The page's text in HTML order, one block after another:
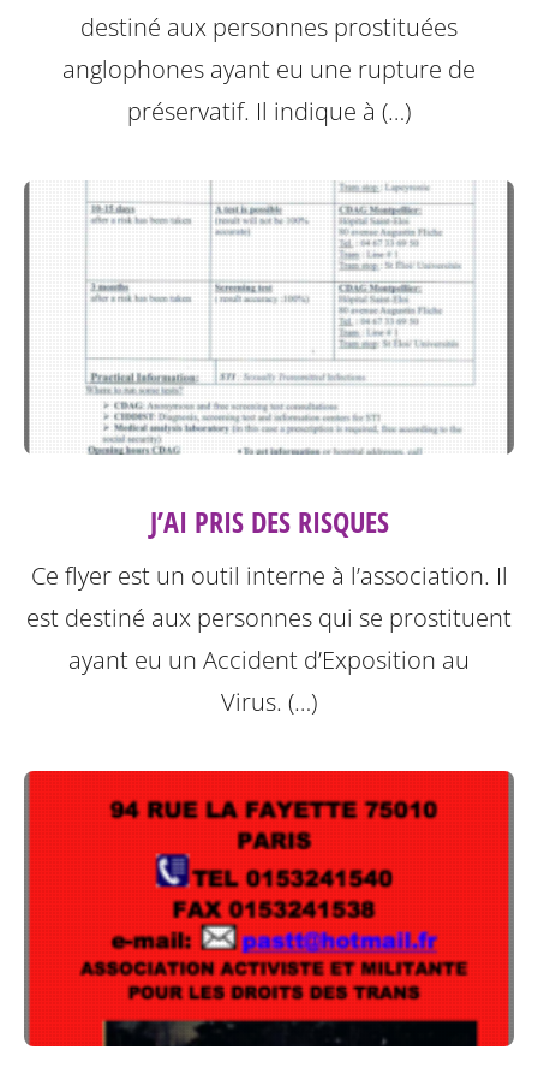
destiné aux personnes prostituées
anglophones ayant eu une rupture de
préservatif. Il indique à (…)
J’AI PRIS DES RISQUES
Ce flyer est un outil interne à l’association. Il
est destiné aux personnes qui se prostituent
ayant eu un Accident d’Exposition au
Virus. (…)